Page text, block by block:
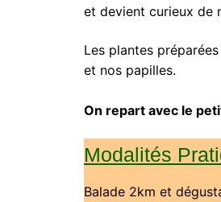
et devient curieux de
Les plantes
et nos papilles.
On repart avec le
Modalités
Balade 2km et